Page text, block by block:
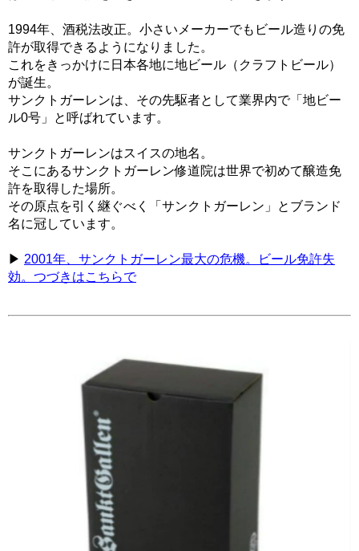
1994年、酒税法改正。小さいメーカーでもビール造りの免
許が取得できるようになりました。
これをきっかけに日本各地に地ビール（クラフトビール）
が誕生。
サンクトガーレンは、その先駆者として業界内で「地ビー
ル0号」と呼ばれています。
サンクトガーレンはスイスの地名。
そこにあるサンクトガーレン修道院は世界で初めて醸造免
許を取得した場所。
その原点を引く継ぐべく「サンクトガーレン」とブランド
名に冠しています。
▶ 2001年、サンクトガーレン最大の危機。ビール免許失
効。つづきはこちらで